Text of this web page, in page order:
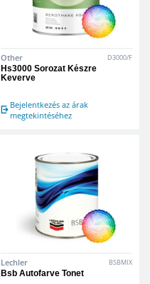
Other D3000/F
Hs3000 Sorozat Készre
Keverve
Bejelentkezés az árak
megtekintéséhez
Lechler BSBMIX
Bsb Autofarve Tonet